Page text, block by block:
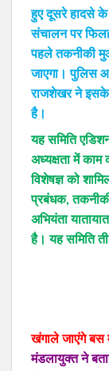
हुए दूसरे हादसे
संचालन पर
पहले तकनीकी
जाएगा। पुलिस
राजशेखर ने इसके
है।
यह समिति
अध्यक्षता में
विशेषज्ञ को
प्रबंधक, तकनीकी
अभियंता
है। यह समिति
खंगाले जाएंगे बस
मंडलायुक्त ने